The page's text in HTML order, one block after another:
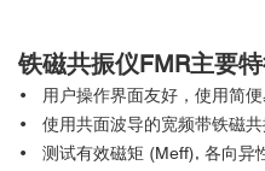
铁磁共振仪FMR主要特
• 用户操作界面友好，使用简便
• 使用共面波导的宽频带铁磁共
• 测试有效磁矩 (Meff), 各向异